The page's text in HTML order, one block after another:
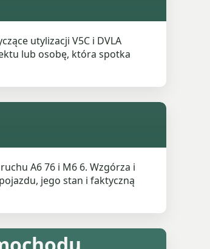
utylizacji V5C i DVLA
lub osobę, która spotka
A6 76 i M6 6. Wzgórza i
jego stan i faktyczną